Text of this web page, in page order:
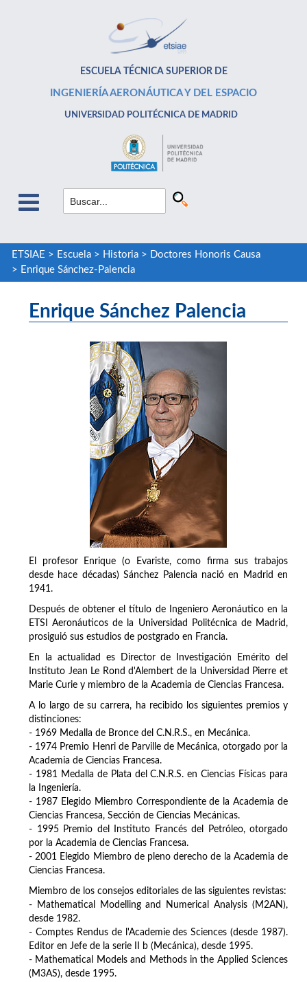
ESCUELA TÉCNICA SUPERIOR DE
INGENIERÍA AERONÁUTICA Y DEL ESPACIO
UNIVERSIDAD POLITÉCNICA DE MADRID
ETSIAE > Escuela> Historia> Doctores Honoris Causa
> Enrique Sánchez-Palencia
Enrique Sánchez Palencia
El profesor Enrique (o Evariste, como firma sus trabajos
desde hace décadas) Sánchez Palencia nació en Madrid en
1941.
Después de obtener el título de Ingeniero Aeronáutico en la
ETSI Aeronáuticos de la Universidad Politécnica de Madrid,
prosiguió sus estudios de postgrado en Francia.
En la actualidad es Director de Investigación Emérito del
Instituto Jean Le Rond d'Alembert de la Universidad Pierre et
Marie Curie y miembro de la Academia de Ciencias Francesa.
A lo largo de su carrera, ha recibido los siguientes premios y
distinciones:
- 1969 Medalla de Bronce del C.N.R.S., en Mecánica.
- 1974 Premio Henri de Parville de Mecánica, otorgado por la
Academia de Ciencias Francesa.
- 1981 Medalla de Plata del C.N.R.S. en Ciencias Físicas para
la Ingeniería.
- 1987 Elegido Miembro Correspondiente de la Academia de
Ciencias Francesa, Sección de Ciencias Mecánicas.
- 1995 Premio del Instituto Francés del Petróleo, otorgado
por la Academia de Ciencias Francesa.
- 2001 Elegido Miembro de pleno derecho de la Academia de
Ciencias Francesa.
Miembro de los consejos editoriales de las siguientes revistas:
- Mathematical Modelling and Numerical Analysis (M2AN),
desde 1982.
- Comptes Rendus de l'Academie des Sciences (desde 1987).
Editor en Jefe de la serie II b (Mecánica), desde 1995.
- Mathematical Models and Methods in the Applied Sciences
(M3AS), desde 1995.